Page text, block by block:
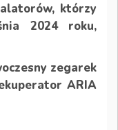
którzy
2024 roku,
zegarek
ARIA